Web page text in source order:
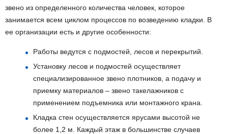
звено из определенного количества человек, которое
занимается всем циклом процессов по возведению кладки. В
ее организации есть и другие особенности:
Работы ведутся с подмостей, лесов и перекрытий.
Установку лесов и подмостей осуществляет
специализированное звено плотников, а подачу и
приемку материалов – звено такелажников с
применением подъемника или монтажного крана.
Кладка стен осуществляется ярусами высотой не
более 1,2 м. Каждый этаж в большинстве случаев